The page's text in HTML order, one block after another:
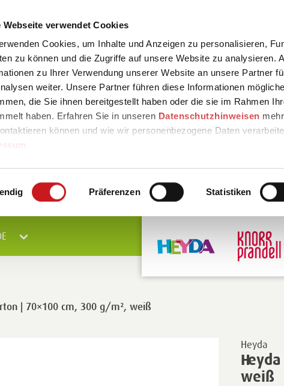
Webseite verwendet Cookies
Cookies, um Inhalte und Anzeigen zu personalisieren,
zu können und die Zugriffe auf unsere Website zu analysieren.
zu Ihrer Verwendung unserer Website an unsere Partner
weiter. Unsere Partner führen diese Informationen
die Sie ihnen bereitgestellt haben oder die sie im Rahmen
haben. Erfahren Sie in unseren Datenschutzhinweisen
können und wie wir personenbezogene Daten
Präferenzen Statistiken
Heyda
weiß
| 70×100 cm, 300 g/m², weiß